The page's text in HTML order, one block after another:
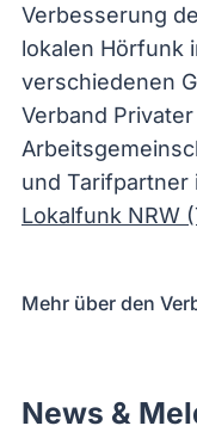
Verbesserung
lokalen Hörfunk
verschiedenen
Verband
und Tarifpartner
Lokalfunk NRW
Mehr über den
News &